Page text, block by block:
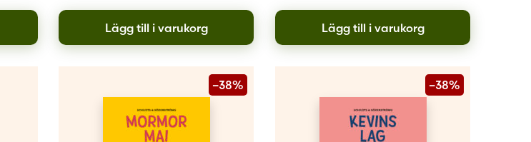
Lägg till i varukorg Lägg till i varukorg
–38% –38%